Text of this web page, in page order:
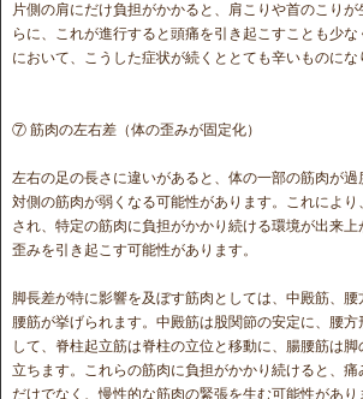
片側の肩にだけ負担がかかると、肩こりや首のこり
らに、これが進行すると頭痛を引き起こすことも少
において、こうした症状が続くととても辛いものにな
⑦ 筋肉の左右差（体の歪みが固定化）
左右の足の長さに違いがあると、体の一部の筋肉が過
対側の筋肉が弱くなる可能性があります。これによ
され、特定の筋肉に負担がかかり続ける環境が出来
歪みを引き起こす可能性があります。
脚長差が特に影響を及ぼす筋肉としては、中殿筋、
腰筋が挙げられます。中殿筋は股関節の安定に、腰
して、脊柱起立筋は脊柱の立位と移動に、腸腰筋は
立ちます。これらの筋肉に負担がかかり続けると、
だけでなく、慢性的な筋肉の緊張を生む可能性があり